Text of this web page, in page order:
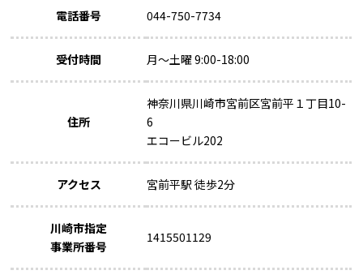
電話番号 044-750-7734
受付時間 月～土曜 9:00-18:00
住所
神奈川県川崎市宮前区宮前平１丁目10-
6
エコービル202
アクセス 宮前平駅 徒歩2分
川崎市指定
事業所番号
1415501129